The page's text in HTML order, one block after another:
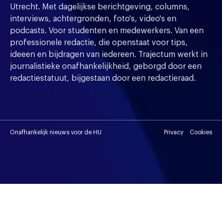
Utrecht. Met dagelijkse berichtgeving, columns,
interviews, achtergronden, foto's, video's en
podcasts. Voor studenten en medewerkers. Van een
professionele redactie, die openstaat voor tips,
ideeen en bijdragen van iedereen. Trajectum werkt in
journalistieke onafhankelijkheid, geborgd door een
redactiestatuut, bijgestaan door een redactieraad.
Onafhankelijk nieuws voor de HU Privacy Cookies